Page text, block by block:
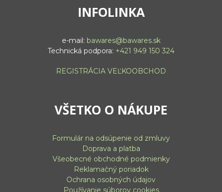
INFOLINKA
e-mail: bawares@bawares.sk
Technická podpora: +421 949 150 324
REGISTRÁCIA VEĽKOOBCHOD
VŠETKO O NÁKUPE
Formulár na odsúpenie od zmluvy
Doprava a platba
Všeobecné obchodné podmienky
Reklamačný poriadok
Ochrana osobných údajov